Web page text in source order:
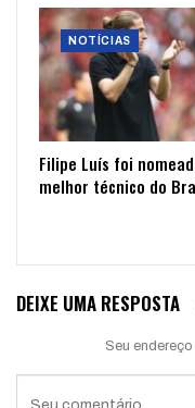
NOTÍCIAS
Filipe Luís foi
melhor técnico do
DEIXE UMA RESPOSTA
Seu